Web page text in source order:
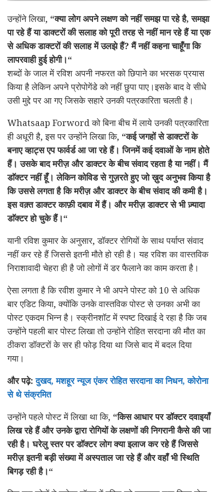
उन्होंने लिखा, “क्या लोग अपने लक्षण को नहीं समझ पा रहे है, समझा
पा रहे हैं या डाक्टरों की सलाह को पूरी तरह से नहीं मान रहे हैं या एक
से अधिक डाक्टरों की सलाह में उलझे हैं? मैं नहीं कहना चाहूँगा कि
लापरवाही हुई होगी।“
शब्दों के जाल में रविश अपनी नफरत को छिपाने का भरसक प्रयास
किया है लेकिन अपने प्रोपोगेंडे को नहीं छुपा पाए।इसके बाद वे सीधे
उसी मुद्दे पर आ गए जिसके सहारे उनकी पत्रकारिता चलती है।
Whatsaap Forword को बिना बीच में लाये उनकी पत्रकारिता
ही अधूरी है, इस पर उन्होंने लिखा कि, “कई जगहों से डाक्टरों के
बनाए व्हाट्स एप फार्वर्ड आ जा रहे हैं। जिनमें कई दवाओं के नाम होते
हैं। उसके बाद मरीज़ और डाक्टर के बीच संवाद रहता है या नहीं। मैं
डाॅक्टर नहीं हूँ। लेकिन कोविड से गुज़रते हुए जो ख़ुद अनुभव किया है
कि उससे लगता है कि मरीज़ और डाक्टर के बीच संवाद की कमी है।
इस वक़्त डाक्टर काफ़ी दबाव में हैं। और मरीज़ डाक्टर से भी ज़्यादा
डाॅक्टर हो चुके हैं।“
यानी रविश कुमार के अनुसार, डॉक्टर रोगियों के साथ पर्याप्त संवाद
नहीं कर रहे हैं जिससे इतनी मौते हो रही है। यह रविश का वास्तविक
निराशावादी चेहरा ही है जो लोगों में डर फैलाने का काम करता है।
ऐसा लगता है कि रवीश कुमार ने भी अपने पोस्ट को 10 से अधिक
बार एडिट किया, क्योंकि उनके वास्तविक पोस्ट से उनका अभी का
पोस्ट एकदम भिन्न है। स्क्रीनशॉट में स्पष्ट दिखाई दे रहा है कि जब
उन्होंने पहली बार पोस्ट लिखा तो उन्होंने रोहित सरदाना की मौत का
ठीकरा डॉक्टरों के सर ही फोड़ दिया था जिसे बाद में बदल दिया
गया।
और पढ़े:दुखद, मशहूर न्यूज एंकर रोहित सरदाना का निधन, कोरोना
से थे संक्रमित
उन्होंने पहले पोस्ट में लिखा था कि, “किस आधार पर डॉक्टर दवाइयाँ
लिख रहे हैं और उनके द्वारा रोगियों के लक्षणों की निगरानी कैसे की जा
रही है। घरेलु स्तर पर डॉक्टर लोग क्या इलाज कर रहे हैं जिससे
मरीज़ इतनी बड़ी संख्या में अस्पताल जा रहे हैं और वहाँ भी स्थिति
बिगड़ रही है।“